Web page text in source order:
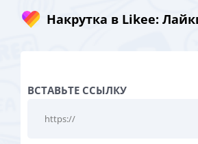
Накрутка в Likee:
ВСТАВЬТЕ ССЫЛКУ